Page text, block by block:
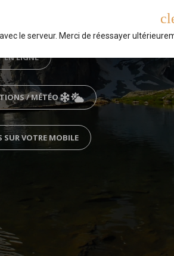
EN LIGNE
/ MÉTÉO
VOTRE MOBILE
le serveur. Merci de réessayer